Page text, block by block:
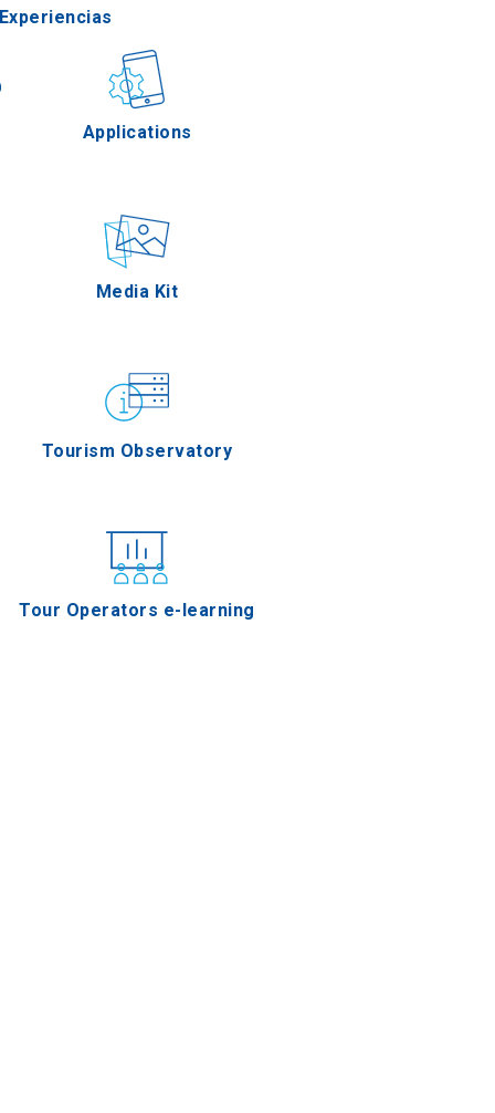
Applications
Media Kit
Tourism Observatory
Tour Operators e-learning